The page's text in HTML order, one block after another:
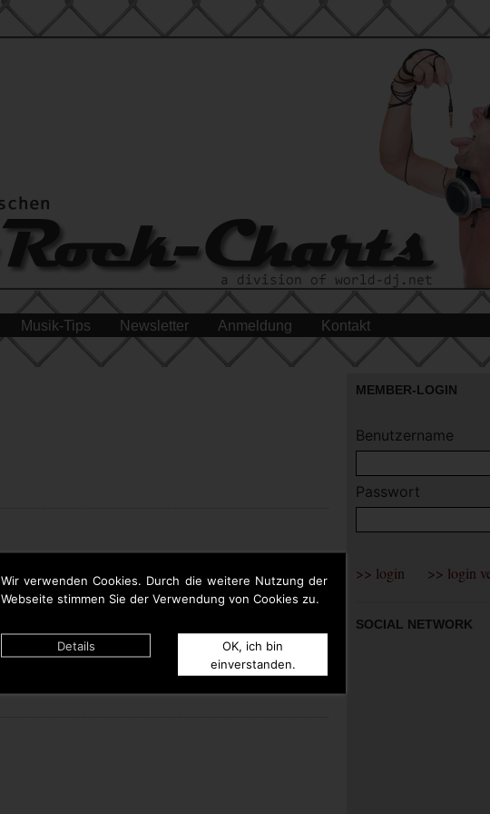
Wir verwenden Cookies. Durch die weitere Nutzung der
Webseite stimmen Sie der Verwendung von Cookies zu.
Details
OK, ich bin
einverstanden.
Musik-Tips Newsletter Anmeldung Kontakt
MEMBER-LOGIN
Benutzername
Passwort
SOCIAL NETWORK